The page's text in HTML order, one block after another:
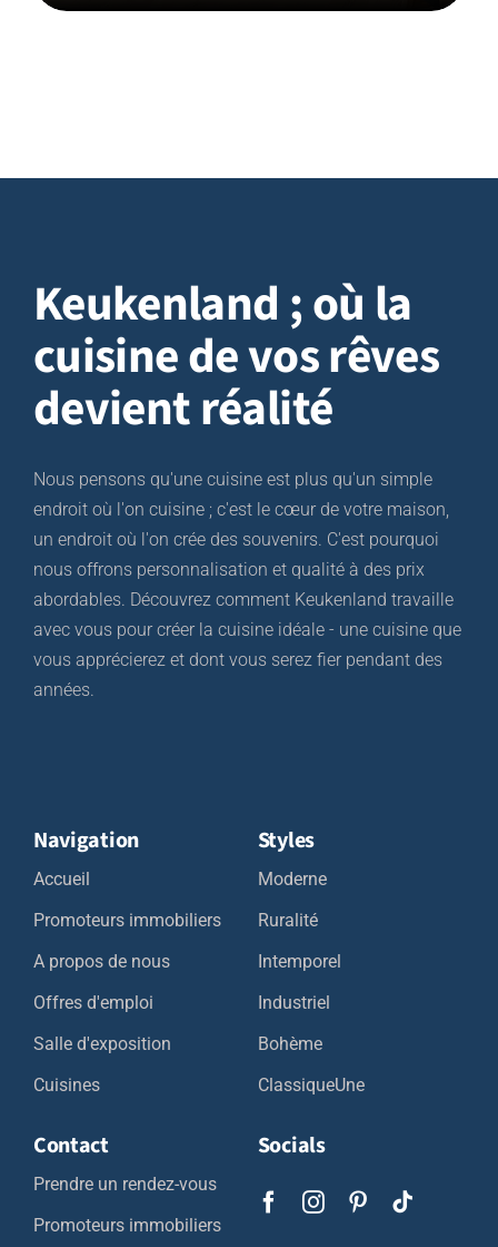
Keukenland ;où la
cuisine de vos rêves
devient réalité
Nous pensons qu'une cuisine est plus qu'un simple
endroit où l'on cuisine ; c'est le cœur de votre maison,
un endroit où l'on crée des souvenirs. C'est pourquoi
nous offrons personnalisation et qualité à des prix
abordables. Découvrez comment Keukenland travaille
avec vous pour créer la cuisine idéale - une cuisine que
vous apprécierez et dont vous serez fier pendant des
années.
Navigation
Accueil
Promoteurs immobiliers
A propos de nous
Offres d'emploi
Salle d'exposition
Cuisines
Styles
Moderne
Ruralité
Intemporel
Industriel
Bohème
ClassiqueUne
Contact
Prendre un rendez-vous
Promoteurs immobiliers
Socials